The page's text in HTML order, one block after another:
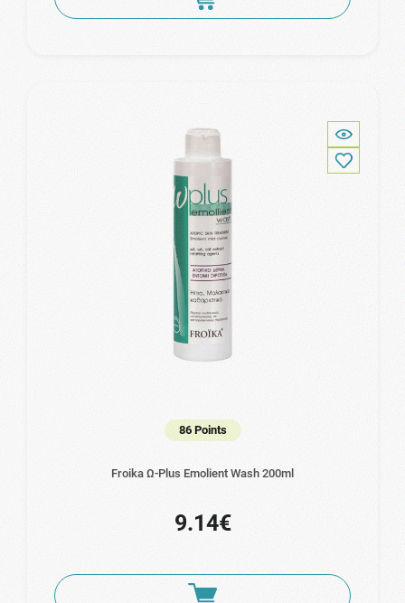
86 Points
Froika Ω-Plus Emolient Wash 200ml
9.14€